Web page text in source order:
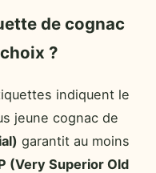
de cognac
?
indiquent le
jeune cognac de
garantit au moins
(Very Superior Old